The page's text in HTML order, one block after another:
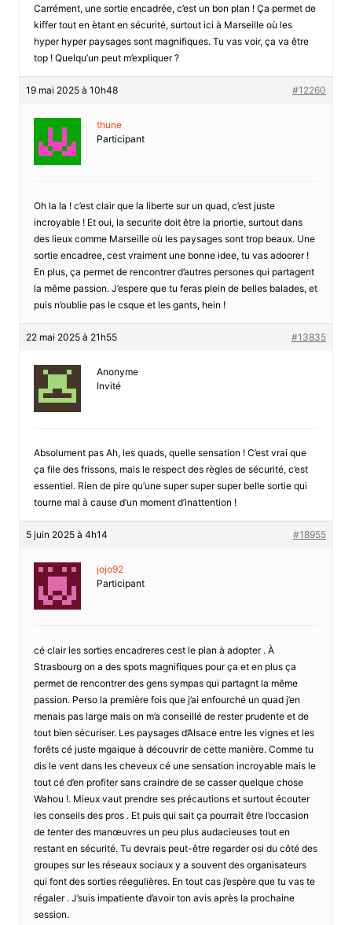
Carrément, une sortie encadrée, c’est un bon plan ! Ça permet de
kiffer tout en ètant en sécurité, surtout ici à Marseille où les
hyper hyper paysages sont magnifiques. Tu vas voir, ça va être
top ! Quelqu’un peut m’expliquer ?
19 mai 2025 à 10h48 #12260
thune
Participant
Oh la la ! c’est clair que la liberte sur un quad, c’est juste
incroyable ! Et oui, la securite doit être la priortie, surtout dans
des lieux comme Marseille où les paysages sont trop beaux. Une
sortie encadree, cest vraiment une bonne idee, tu vas adoorer !
En plus, ça permet de rencontrer d’autres persones qui partagent
la même passion. J’espere que tu feras plein de belles balades, et
puis n’oublie pas le csque et les gants, hein !
22 mai 2025 à 21h55 #13835
Anonyme
Invité
Absolument pas Ah, les quads, quelle sensation ! C’est vrai que
ça file des frissons, mais le respect des règles de sécurité, c’est
essentiel. Rien de pire qu’une super super super belle sortie qui
tourne mal à cause d’un moment d’inattention !
5 juin 2025 à 4h14 #18955
jojo92
Participant
cé clair les sorties encadreres cest le plan à adopter . À
Strasbourg on a des spots magnifiques pour ça et en plus ça
permet de rencontrer des gens sympas qui partagnt la même
passion. Perso la première fois que j’ai enfourché un quad j’en
menais pas large mais on m’a conseillé de rester prudente et de
tout bien sécuriser. Les paysages d’Alsace entre les vignes et les
forêts cé juste mgaique à découvrir de cette manière. Comme tu
dis le vent dans les cheveux cé une sensation incroyable mais le
tout cé d’en profiter sans craindre de se casser quelque chose
Wahou !. Mieux vaut prendre ses précautions et surtout écouter
les conseils des pros . Et puis qui sait ça pourrait être l’occasion
de tenter des manœuvres un peu plus audacieuses tout en
restant en sécurité. Tu devrais peut-être regarder osi du côté des
groupes sur les réseaux sociaux y a souvent des organisateurs
qui font des sorties réegulières. En tout cas j’espère que tu vas te
régaler . J’suis impatiente d’avoir ton avis après la prochaine
session.